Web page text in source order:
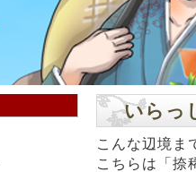
いらっ
こんな辺境ま
こちらは「捺